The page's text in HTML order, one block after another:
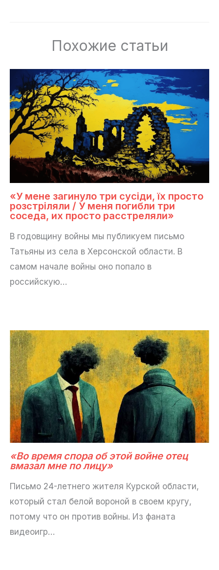
Похожие статьи
«У мене загинуло три сусіди, їх просто
розстріляли / У меня погибли три
соседа, их просто расстреляли»
В годовщину войны мы публикуем письмо
Татьяны из села в Херсонской области. В
самом начале войны оно попало в
российскую…
«Во время спора об этой войне отец
вмазал мне по лицу»
Письмо 24-летнего жителя Курской области,
который стал белой вороной в своем кругу,
потому что он против войны. Из фаната
видеоигр…